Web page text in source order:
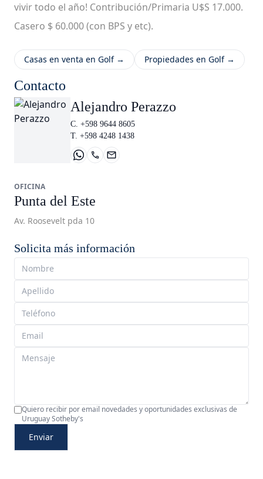
vivir todo el año! Contribución/Primaria U$S 17.000.
Casero $ 60.000 (con BPS y etc).
Casas en venta en Golf → Propiedades en Golf →
Contacto
Alejandro Perazzo
C. +598 9644 8605
T. +598 4248 1438
OFICINA
Punta del Este
Av. Roosevelt pda 10
Solicita más información
Quiero recibir por email novedades y oportunidades exclusivas de
Uruguay Sotheby's
Enviar